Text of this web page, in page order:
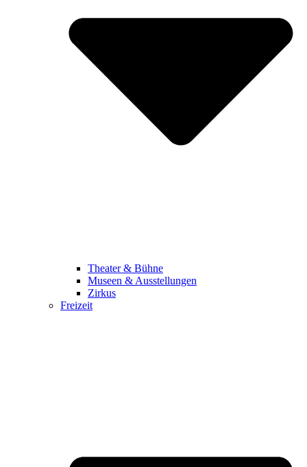
Theater & Bühne
Museen & Ausstellungen
Zirkus
Freizeit